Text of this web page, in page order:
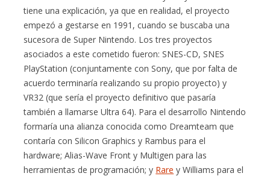
tiene una explicación, ya que en realidad, el proyecto
empezó a gestarse en 1991, cuando se buscaba una
sucesora de Super Nintendo. Los tres proyectos
asociados a este cometido fueron: SNES-CD, SNES
PlayStation (conjuntamente con Sony, que por falta de
acuerdo terminaría realizando su propio proyecto) y
VR32 (que sería el proyecto definitivo que pasaría
también a llamarse Ultra 64). Para el desarrollo Nintendo
formaría una alianza conocida como Dreamteam que
contaría con Silicon Graphics y Rambus para el
hardware; Alias-Wave Front y Multigen para las
herramientas de programación; y Rare y Williams para el